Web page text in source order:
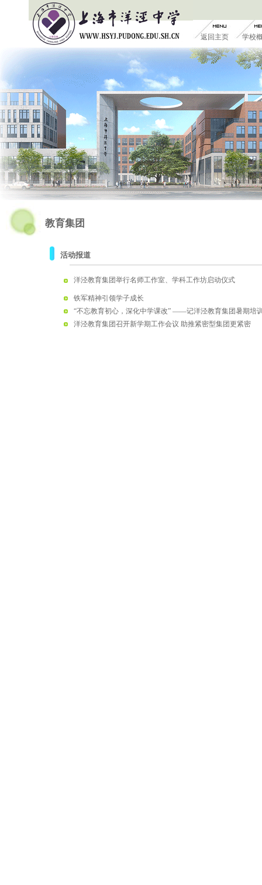
返回主页 学校
教育集团
活动报道
洋泾教育集团举行名师工作室、学科工作坊启动仪式
铁军精神引领学子成长
“不忘教育初心，深化中学课改” ——记洋泾教育集团暑期培
洋泾教育集团召开新学期工作会议 助推紧密型集团更紧密